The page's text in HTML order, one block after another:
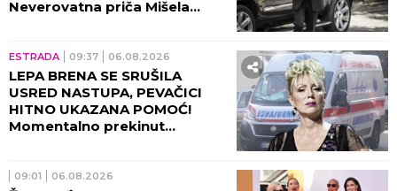
Neverovatna priča Mišela
ESTRADA 09:37 06.08.2026
LEPA BRENA SE SRUŠILA
USRED NASTUPA, PEVAČICI
HITNO UKAZANA POMOĆ!
Momentalno prekinut
09:01 06.08.2026